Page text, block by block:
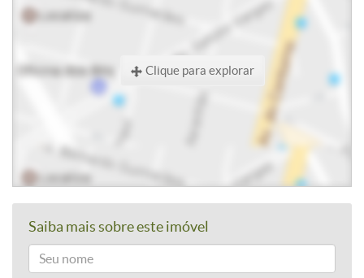
Clique para explorar
Saiba mais sobre este imóvel